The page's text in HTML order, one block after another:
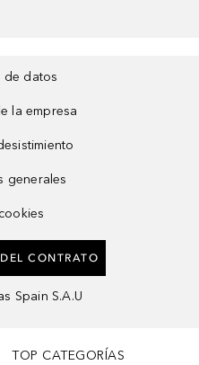
de datos
la empresa
generales
CONTRATO
Spain S.A.U
TOP CATEGORÍAS